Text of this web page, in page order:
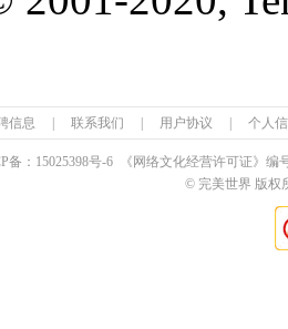
信息 联系我们 用户协议 个人
备： 15025398号-6 《网络文化经营许可证》编
© 完美世界 版权